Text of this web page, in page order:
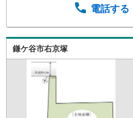
電話する
鎌ケ谷市右京塚